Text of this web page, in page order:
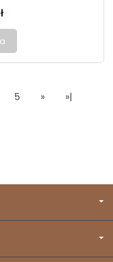
5 » »|